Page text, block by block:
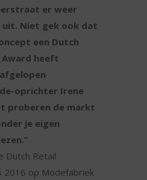
er weer
uit. Niet gek ook dat
een Dutch
Award heeft
oprichter Irene
proberen de markt
je eigen
Dutch Retail
2016 op Modefabriek